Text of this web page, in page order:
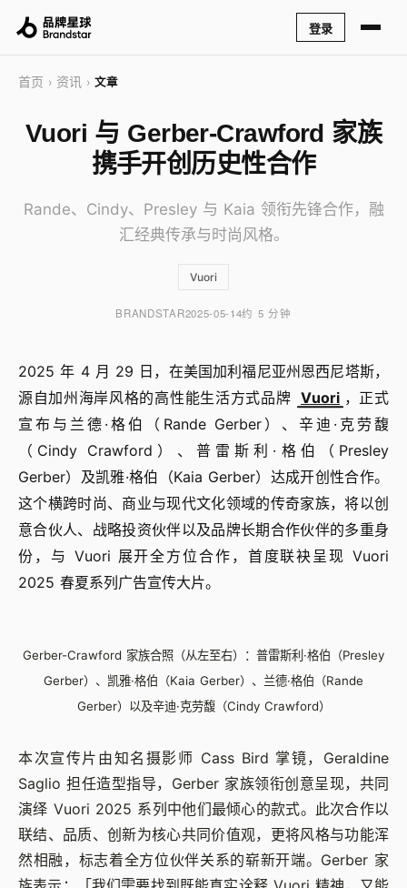
登录
首页 › 资讯 › 文章
Vuori 与 Gerber-Crawford 家族
携手开创历史性合作
Rande、Cindy、Presley 与 Kaia 领衔先锋合作，融
汇经典传承与时尚风格。
Vuori
BRANDSTAR2025-05-14约 5 分钟
2025 年 4 月 29 日，在美国加利福尼亚州恩西尼塔斯，
源自加州海岸风格的高性能生活方式品牌 Vuori ，正式
宣布与兰德·格伯（Rande Gerber）、辛迪·克劳馥
（Cindy Crawford）、普雷斯利·格伯（Presley
Gerber）及凯雅·格伯（Kaia Gerber）达成开创性合作。
这个横跨时尚、商业与现代文化领域的传奇家族，将以创
意合伙人、战略投资伙伴以及品牌长期合作伙伴的多重身
份，与 Vuori 展开全方位合作，首度联袂呈现 Vuori
2025 春夏系列广告宣传大片。
Gerber-Crawford 家族合照（从左至右）：普雷斯利·格伯（Presley
Gerber）、凯雅·格伯（Kaia Gerber）、兰德·格伯（Rande
Gerber）以及辛迪·克劳馥（Cindy Crawford）
本次宣传片由知名摄影师 Cass Bird 掌镜，Geraldine
Saglio 担任造型指导，Gerber 家族领衔创意呈现，共同
演绎 Vuori 2025 系列中他们最倾心的款式。此次合作以
联结、品质、创新为核心共同价值观，更将风格与功能浑
然相融，标志着全方位伙伴关系的崭新开端。Gerber 家